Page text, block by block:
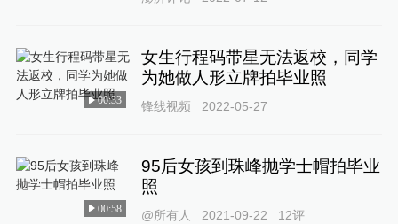
00:33
女生行程码带星无法返校，同学
为她做人形立牌拍毕业照
锋线视频 2022-05-27
00:58
95后女孩到珠峰抛学士帽拍毕业
照
@所有人 2021-09-22 12评